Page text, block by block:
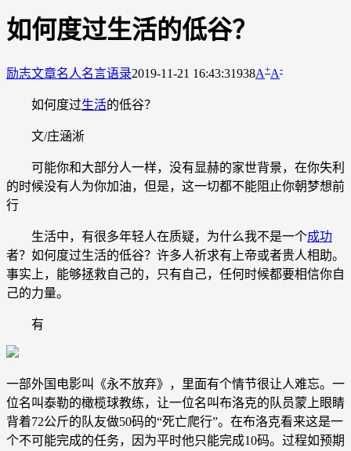
如何度过生活的低谷？
励志文章名人名言语录2019-11-21 16:43:31938A+A-
如何度过生活的低谷？
文/庄涵淅
可能你和大部分人一样，没有显赫的家世背景，在你失利
的时候没有人为你加油，但是，这一切都不能阻止你朝梦想前
行
生活中，有很多年轻人在质疑，为什么我不是一个成功
者？如何度过生活的低谷？许多人祈求有上帝或者贵人相助。
事实上，能够拯救自己的，只有自己，任何时候都要相信你自
己的力量。
有
一部外国电影叫《永不放弃》，里面有个情节很让人难忘。一
位名叫泰勒的橄榄球教练，让一位名叫布洛克的队员蒙上眼睛
背着72公斤的队友做50码的“死亡爬行”。在布洛克看来这是一
个不可能完成的任务，因为平时他只能完成10码。过程如预期